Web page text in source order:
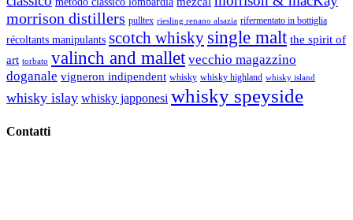
morrison distillers pulltex riesling renano alsazia rifermentato in bottiglia
récoltants manipulants scotch whisky single malt the spirit of
art torbato valinch and mallet vecchio magazzino
doganale vigneron indipendent whisky whisky highland whisky island
whisky islay whisky japponesi whisky speyside
Contatti